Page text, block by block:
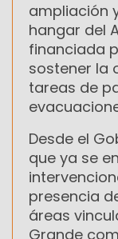
ampliación
hangar del
financiada
sostener la
tareas de
Desde el
que ya se
presencia
áreas
Grande